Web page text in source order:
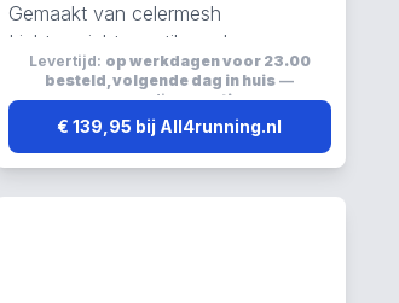
Gemaakt van celermesh
Lichtgewicht, ventilerend en
ademend
Levertijd: op werkdagen voor 23.00
besteld, volgende dag in huis —
verzending:gratis
€ 139,95 bij All4running.nl